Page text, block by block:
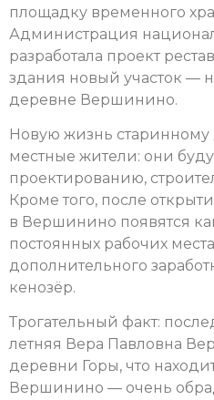
площадку временного
Администрация
разработала проект
здания новый участок —
деревне Вершинино.
Новую жизнь старинному
местные жители: они
проектированию,
Кроме того, после
в Вершинино появятся
постоянных рабочих
дополнительного
кенозёр.
Трогательный факт:
летняя Вера Павловна
деревни Горы, что
Вершинино — очень